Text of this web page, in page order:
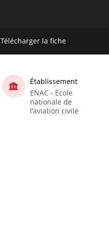
Télécharger la fiche
Établissement
ENAC - Ecole
nationale de
l'aviation civile